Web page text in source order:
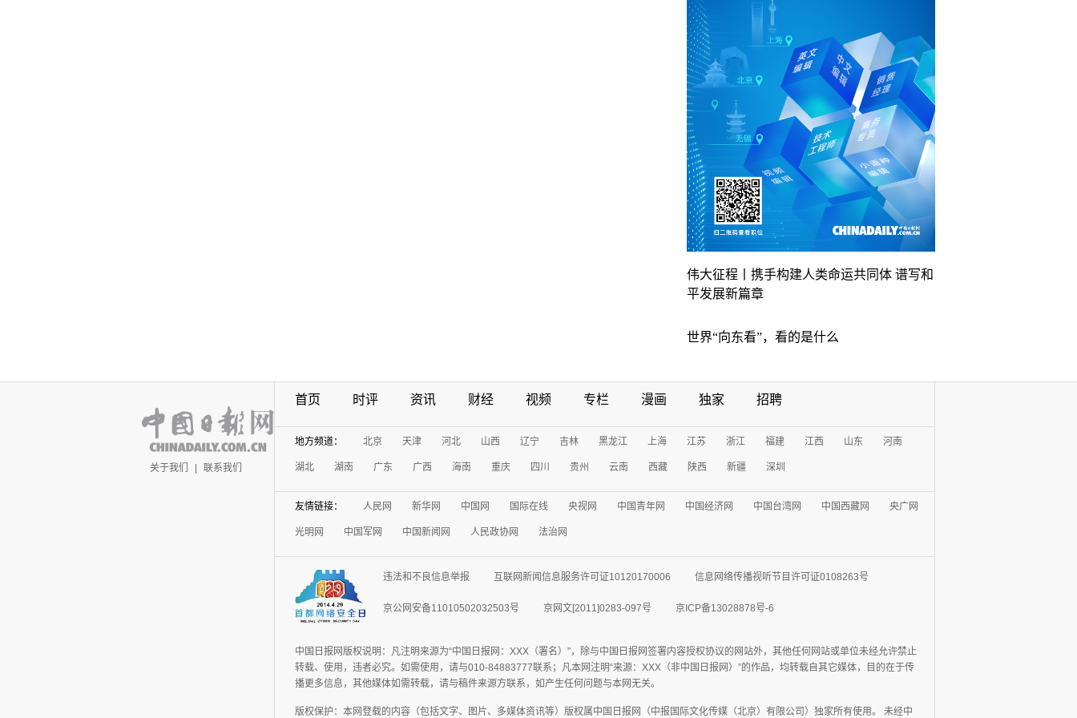
伟大征程丨携手构建人类命运共同体 谱写和
平发展新篇章
世界“向东看”，看的是什么
关于我们 联系我们
首页 时评 资讯 财经 视频 专栏 漫画 独家 招聘
地方频道： 北京 天津 河北 山西 辽宁 吉林 黑龙江 上海 江苏 浙江 福建 江西 山东 河南
湖北 湖南 广东 广西 海南 重庆 四川 贵州 云南 西藏 陕西 新疆 深圳
友情链接： 人民网 新华网 中国网 国际在线 央视网 中国青年网 中国经济网 中国台湾网 中国西藏网 央广网
光明网 中国军网 中国新闻网 人民政协网 法治网
违法和不良信息举报 互联网新闻信息服务许可证10120170006 信息网络传播视听节目许可证0108263号
京公网安备11010502032503号 京网文[2011]0283-097号 京ICP备13028878号-6
中国日报网版权说明：凡注明来源为“中国日报网：XXX（署名）”，除与中国日报网签署内容授权协议的网站外，其他任何网站或单位未经允许禁止
转载、使用，违者必究。如需使用，请与010-84883777联系；凡本网注明“来源：XXX（非中国日报网）”的作品，均转载自其它媒体，目的在于传
播更多信息，其他媒体如需转载，请与稿件来源方联系，如产生任何问题与本网无关。
版权保护：本网登载的内容（包括文字、图片、多媒体资讯等）版权属中国日报网（中报国际文化传媒（北京）有限公司）独家所有使用。 未经中